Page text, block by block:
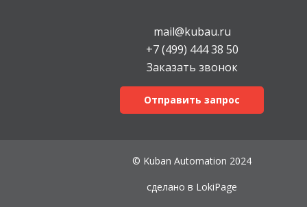
mail@kubau.ru
+7 (499) 444 38 50
Заказать звонок
Отправить запрос
© Kuban Automation 2024
сделано в LokiPage